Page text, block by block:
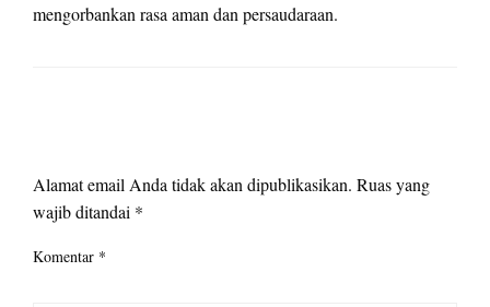
mengorbankan rasa aman dan persaudaraan.
Alamat email Anda tidak akan dipublikasikan. Ruas yang
wajib ditandai *
Komentar *